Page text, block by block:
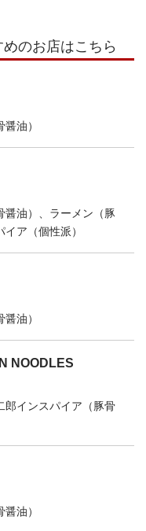
のお店はこちら
油）
醤油）、ラーメン（豚
ア（個性派）
油）
NOODLES
郎インスパイア（豚骨
油）